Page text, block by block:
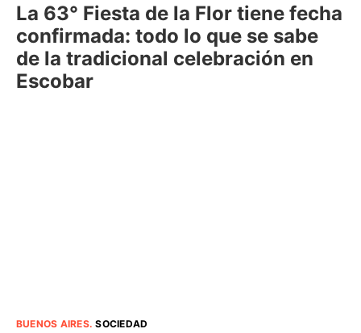
La 63° Fiesta de la Flor tiene fecha
confirmada: todo lo que se sabe
de la tradicional celebración en
Escobar
BUENOS AIRES.SOCIEDAD